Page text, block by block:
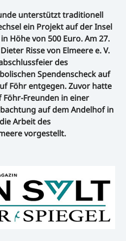
unterstützt traditionell
ein Projekt auf der Insel
Höhe von 500 Euro. Am 27.
Risse von Elmeere e. V.
des
Spendenscheck auf
Föhr entgegen. Zuvor hatte
Freunden in einer
auf dem Andelhof in
Arbeit des
vorgestellt.